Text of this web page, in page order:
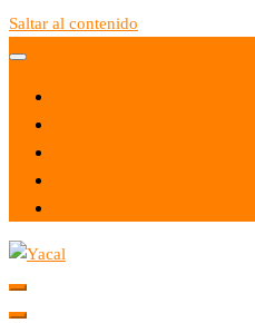
Saltar al contenido